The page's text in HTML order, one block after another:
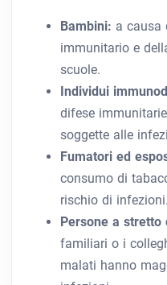
Bambini: a causa
immunitario e
scuole.
Individui
difese
soggette alle
Fumatori ed
consumo di
rischio di infezioni.
Persone a
familiari o i
malati hanno